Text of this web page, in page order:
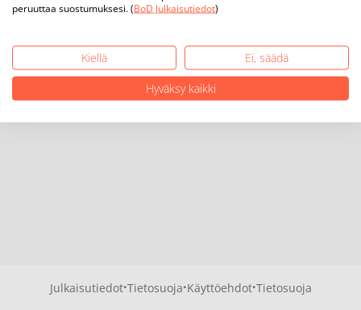
Julkaisutiedot·Tietosuoja·Käyttöehdot·Tietosuoja
peruuttaa suostumuksesi. (BoD Julkaisutiedot)
Kiellä
Ei, säädä
Hyväksy kaikki